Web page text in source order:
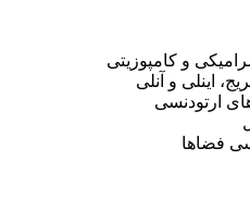
و کامپوزیتی
اینلی و آنلی
ارتودنسی
فضاها